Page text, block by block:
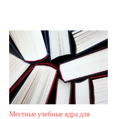
Местные учебные ядра для